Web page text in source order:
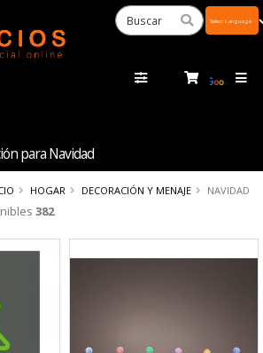
para Navidad
HOGAR DECORACIÓN Y MENAJE NAVIDAD
382